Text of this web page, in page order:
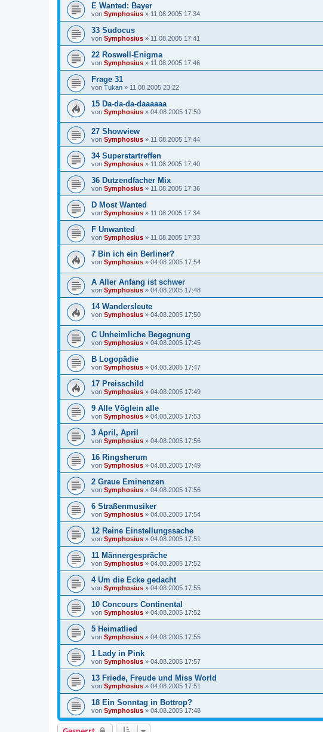
E Wanted: Bayer
von Symphosius » 11.08.2005 17:34
33 Sudocus
von Symphosius » 11.08.2005 17:41
22 Roswell-Enigma
von Symphosius » 11.08.2005 17:46
Frage 31
von Tukan » 11.08.2005 23:22
15 Da-da-da-daaaaaa
von Symphosius » 04.08.2005 17:50
27 Showview
von Symphosius » 11.08.2005 17:44
34 Superstartreffen
von Symphosius » 11.08.2005 17:40
36 Dutzendfacher Mix
von Symphosius » 11.08.2005 17:36
D Most Wanted
von Symphosius » 11.08.2005 17:34
F Unwanted
von Symphosius » 11.08.2005 17:33
7 Bin ich ein Berliner?
von Symphosius » 04.08.2005 17:54
A Aller Anfang ist schwer
von Symphosius » 04.08.2005 17:48
14 Wandersleute
von Symphosius » 04.08.2005 17:50
C Unheimliche Begegnung
von Symphosius » 04.08.2005 17:45
B Logopädie
von Symphosius » 04.08.2005 17:47
17 Preisschild
von Symphosius » 04.08.2005 17:49
9 Alle Vöglein alle
von Symphosius » 04.08.2005 17:53
3 April, April
von Symphosius » 04.08.2005 17:56
16 Ringsherum
von Symphosius » 04.08.2005 17:49
2 Graue Eminenzen
von Symphosius » 04.08.2005 17:56
6 Straßenmusiker
von Symphosius » 04.08.2005 17:54
12 Reine Einstellungssache
von Symphosius » 04.08.2005 17:51
11 Männergespräche
von Symphosius » 04.08.2005 17:52
4 Um die Ecke gedacht
von Symphosius » 04.08.2005 17:55
10 Concours Continental
von Symphosius » 04.08.2005 17:52
5 Heimatlied
von Symphosius » 04.08.2005 17:55
1 Lady in Pink
von Symphosius » 04.08.2005 17:57
13 Friede, Freude und Miss World
von Symphosius » 04.08.2005 17:51
18 Ein Sonntag in Bottrop?
von Symphosius » 04.08.2005 17:48